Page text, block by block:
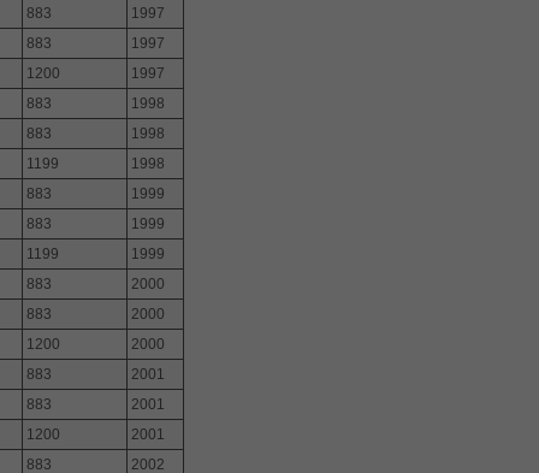
883
1997
883
1997
1200
1997
883
1998
883
1998
1199
1998
883
1999
883
1999
1199
1999
883
2000
883
2000
1200
2000
883
2001
883
2001
1200
2001
883 2002